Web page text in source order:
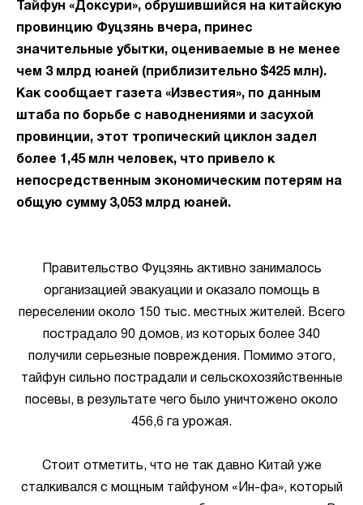
Тайфун «Доксури», обрушившийся на китайскую
провинцию Фуцзянь вчера, принес
значительные убытки, оцениваемые в не менее
чем 3 млрд юаней (приблизительно $425 млн).
Как сообщает газета «Известия», по данным
штаба по борьбе с наводнениями и засухой
провинции, этот тропический циклон задел
более 1,45 млн человек, что привело к
непосредственным экономическим потерям на
общую сумму 3,053 млрд юаней.
Правительство Фуцзянь активно занималось
организацией эвакуации и оказало помощь в
переселении около 150 тыс. местных жителей. Всего
пострадало 90 домов, из которых более 340
получили серьезные повреждения. Помимо этого,
тайфун сильно пострадали и сельскохозяйственные
посевы, в результате чего было уничтожено около
456,6 га урожая.
Стоит отметить, что не так давно Китай уже
сталкивался с мощным тайфуном «Ин-фа», который